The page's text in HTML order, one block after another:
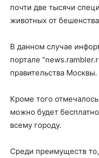
почти две тысячи
животных от
В данном случае
портале
правительства Москвы.
Кроме того
можно будет
всему городу.
Среди преимуществ